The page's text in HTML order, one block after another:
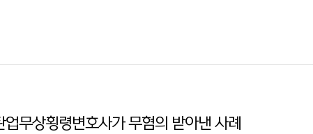
무상횡령변호사가 무혐의 받아낸 사례